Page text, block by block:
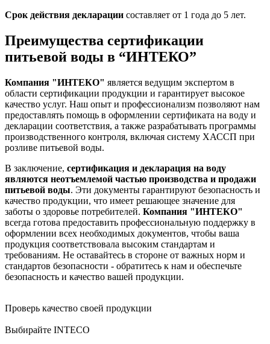
Срок действия декларации составляет от 1 года до 5 лет.
Преимущества сертификации
питьевой воды в “ИНТЕКО”
Компания "ИНТЕКО" является ведущим экспертом в
области сертификации продукции и гарантирует высокое
качество услуг. Наш опыт и профессионализм позволяют нам
предоставлять помощь в оформлении сертификата на воду и
декларации соответствия, а также разрабатывать программы
производственного контроля, включая систему ХАССП при
розливе питьевой воды.
В заключение, сертификация и декларация на воду
являются неотъемлемой частью производства и продажи
питьевой воды. Эти документы гарантируют безопасность и
качество продукции, что имеет решающее значение для
заботы о здоровье потребителей. Компания "ИНТЕКО"
всегда готова предоставить профессиональную поддержку в
оформлении всех необходимых документов, чтобы ваша
продукция соответствовала высоким стандартам и
требованиям. Не оставайтесь в стороне от важных норм и
стандартов безопасности - обратитесь к нам и обеспечьте
безопасность и качество вашей продукции.
Проверь качество своей продукции
Выбирайте INTECO